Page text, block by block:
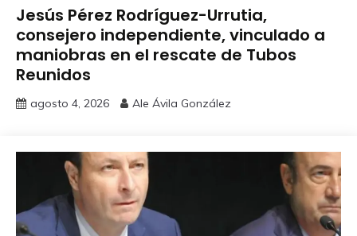
Jesús Pérez Rodríguez-Urrutia,
consejero independiente, vinculado a
maniobras en el rescate de Tubos
Reunidos
agosto 4, 2026 Ale Ávila González